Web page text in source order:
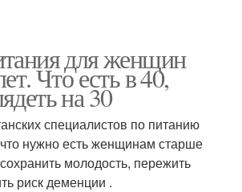
для женщин
Что есть в 40,
на 30
специалистов по питанию
нужно есть женщинам старше
молодость, пережить
риск деменции .